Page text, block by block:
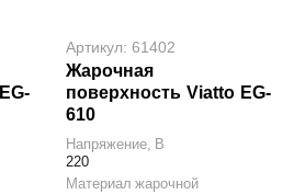
Артикул: 61402
Жарочная
поверхность Viatto EG-
610
Напряжение, В
220
Материал жарочной